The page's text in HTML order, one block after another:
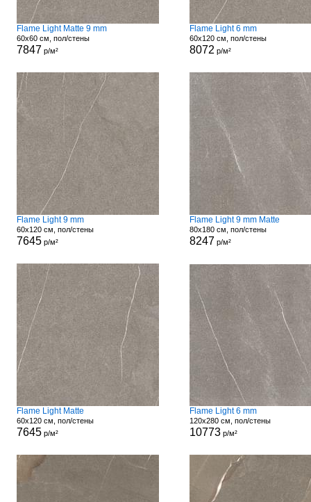
Flame Light Matte 9 mm
60x60 см, пол/стены
7847 р/м²
Flame Light 6 mm
60x120 см, пол/стены
8072 р/м²
Flame Light 9 mm
60x120 см, пол/стены
7645р/м²
Flame Light 9 mm Matte
80x180 см, пол/стены
8247 р/м²
Flame Light Matte
60x120 см, пол/стены
7645р/м²
Flame Light 6 mm
120x280 см, пол/стены
10773р/м²